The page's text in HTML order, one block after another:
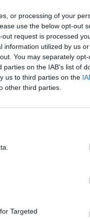
or processing of your
use the below opt-out
request is processed
information utilized by us
You may separately
on the IAB’s list of
us to third parties on the
other third parties.
Targeted
με
Hole να
A STORY BY KORI
νόμιζα πως θα